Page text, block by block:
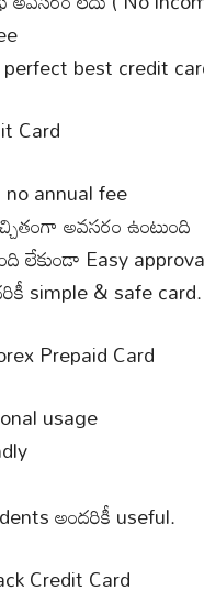
best credit
Card
annual fee
అవసరం ఉంటుంది
లేకుండా Easy
simple & safe card.
Prepaid Card
usage
అందరికీ useful.
Credit Card